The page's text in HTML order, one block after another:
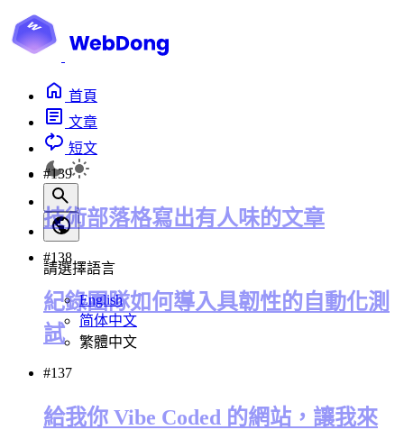
首頁
文章
短文
請選擇語言
English
简体中文
繁體中文
#139
技術部落格寫出有人味的文章
#138
紀錄團隊如何導入具韌性的自動化測
試
#137
給我你 Vibe Coded 的網站，讓我來